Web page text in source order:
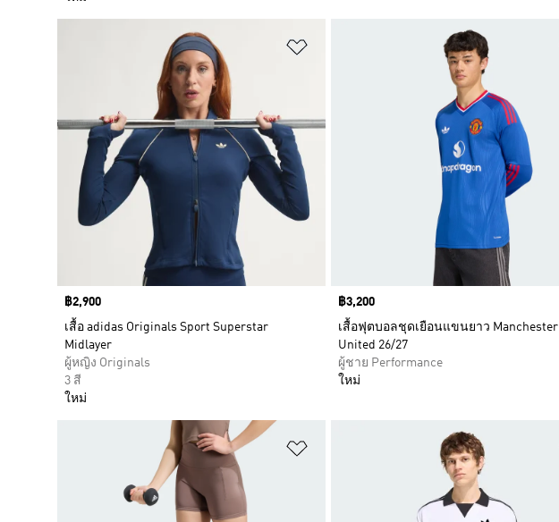
เพิ่มไปยังรายการสินค้าโปรด
Price
฿2,900
เสื้อ adidas Originals Sport Superstar
Midlayer
ผู้หญิง Originals
3 สี
ใหม่
Price
฿3,200
เสื้อฟุตบอลชุดเยือนแขนยาว Manchester
United 26/27
ผู้ชาย Performance
ใหม่
เพิ่มไปยังรายการสินค้าโปรด